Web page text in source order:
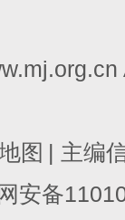
图 | 主编
安备